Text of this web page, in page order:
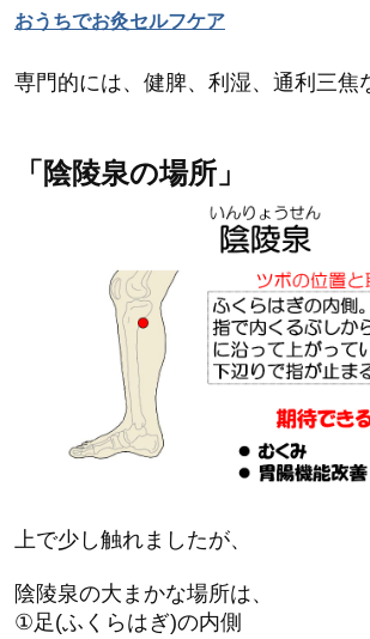
おうちでお灸セルフケア
専門的には、健脾、利湿、通利三焦
「陰陵泉の場所」
上で少し触れましたが、
陰陵泉の大まかな場所は、
①足(ふくらはぎ)の内側